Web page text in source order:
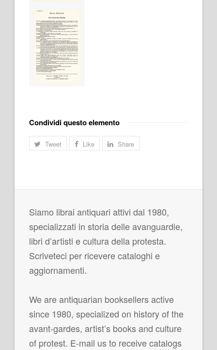
Condividi questo elemento
Tweet Like Share
Siamo librai antiquari attivi dal 1980,
specializzati in storia delle avanguardie,
libri d’artisti e cultura della protesta.
Scriveteci per ricevere cataloghi e
aggiornamenti.
We are antiquarian booksellers active
since 1980, specialized on history of the
avant-gardes, artist’s books and culture
of protest. E-mail us to receive catalogs